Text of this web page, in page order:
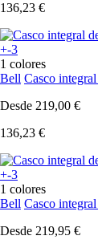
136,23 €
+-3
1 colores
Bell Casco
Desde 219,00 €
136,23 €
+-3
1 colores
Bell Casco
Desde 219,95 €